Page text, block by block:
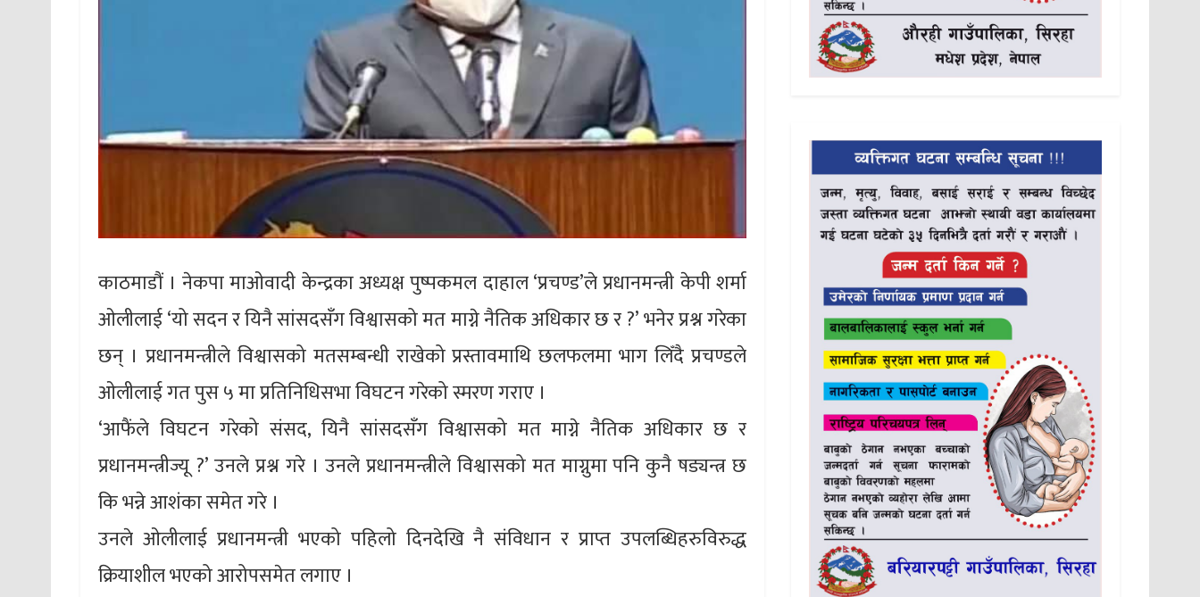
काठमाडौं । नेकपा माओवादी केन्द्रका अध्यक्ष पुष्पकमल दाहाल ‘प्रचण्ड’ले प्रधानमन्त्री केपी शर्मा
ओलीलाई ‘यो सदन र यिनै सांसदसँग विश्वासको मत माग्ने नैतिक अधिकार छ र ?’ भनेर प्रश्न गरेका
छन् । प्रधानमन्त्रीले विश्वासको मतसम्बन्धी राखेको प्रस्तावमाथि छलफलमा भाग लिँदै प्रचण्डले
ओलीलाई गत पुस ५ मा प्रतिनिधिसभा विघटन गरेको स्मरण गराए ।
‘आफैंले विघटन गरेको संसद, यिनै सांसदसँग विश्वासको मत माग्ने नैतिक अधिकार छ र
प्रधानमन्त्रीज्यू ?’ उनले प्रश्न गरे । उनले प्रधानमन्त्रीले विश्वासको मत माग्नुमा पनि कुनै षड्यन्त्र छ
कि भन्ने आशंका समेत गरे ।
उनले ओलीलाई प्रधानमन्त्री भएको पहिलो दिनदेखि नै संविधान र प्राप्त उपलब्धिहरुविरुद्ध
क्रियाशील भएको आरोपसमेत लगाए ।